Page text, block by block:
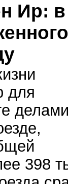
Ир: в
для
398